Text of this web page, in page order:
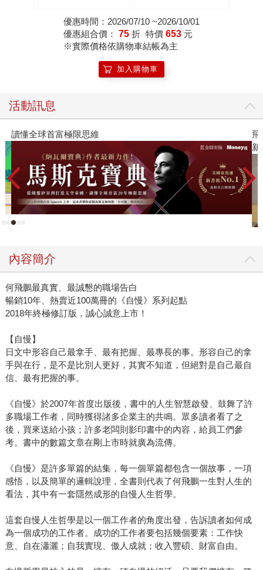
優惠時間：2026/07/10 ~2026/10/01
優惠組合價： 75 折 特價 653 元
※實際價格依購物車結帳為主
加入購物車
活動訊息
讀懂全球首富極限思維
飛
新
內容簡介
何飛鵬最真實、最誠懇的職場告白
暢銷10年、熱賣近100萬冊的《自慢》系列起點
2018年終極修訂版，誠心誠意上市！
【自慢】
日文中形容自己最拿手、最有把握、最專長的事。形容自己的拿
手與在行，是不是比別人更好，其實不知道，但絕對是自己最自
信、最有把握的事。
《自慢》於2007年首度出版後，書中的人生智慧啟發、鼓舞了許
多職場工作者，同時獲得諸多企業主的共鳴。眾多讀者看了之
後，買來送給小孩；許多老闆則影印書中的內容，給員工們參
考。書中的數篇文章在剛上市時就廣為流傳。
《自慢》是許多單篇的結集，每一個單篇都包含一個故事，一項
感悟，以及簡單的邏輯說理，全書則代表了何飛鵬一生對人生的
看法，其中有一套隱然成形的自慢人生哲學。
這套自慢人生哲學是以一個工作者的角度出發，告訴讀者如何成
為一個成功的工作者。成功的工作者要包括幾個要素：工作快
意、自在瀟灑；自我實現、傲人成就；收入豐碩、財富自由。